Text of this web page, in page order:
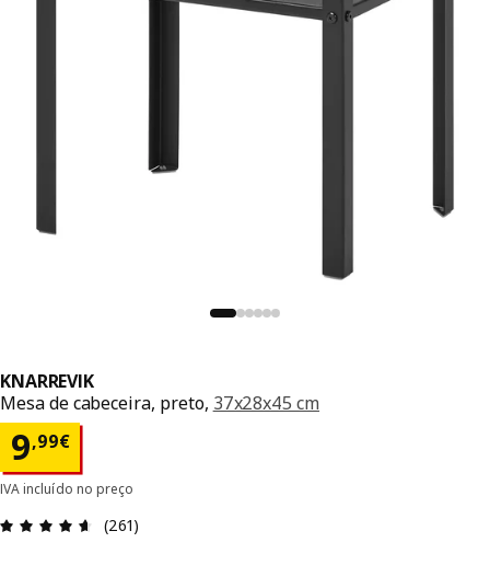
KNARREVIK
Mesa de cabeceira, preto, 37x28x45 cm
9,99€
Preço 9,99€
IVA incluído no preço
Avaliações: 4.6 de 5 estrelas. Total de
(261)